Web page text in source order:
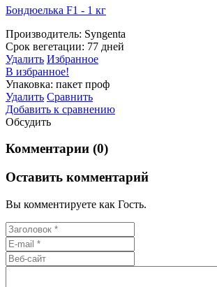
Бондюелька F1 - 1 кг
Производитель: Syngenta
Срок вегетации: 77 дней
Удалить Избранное
В избранное!
Упаковка: пакет проф
Удалить Сравнить
Добавить к сравнению
Обсудить
Комментарии (0)
Оставить комментарий
Вы комментируете как Гость.